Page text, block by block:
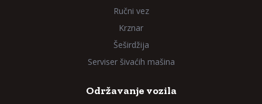
Ručni vez
Krznar
Šeširdžija
Serviser šivaćih mašina
Održavanje vozila